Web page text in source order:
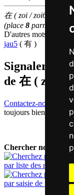
在 ( zoi / zoi6 ) fait
(place 8 parmi les
D'autres mots qui
jau5 ( 有 )
Signaler
de 在 ( zoi /
Contactez-nous!
toujours bienvenus.
Chercher nouveau
par liste des mots
par saisie de texte